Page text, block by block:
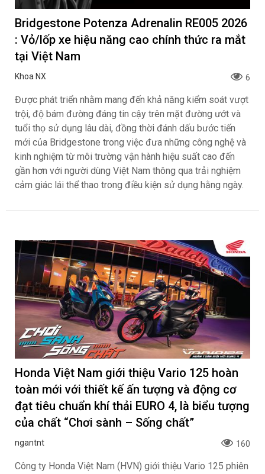
Bridgestone Potenza Adrenalin RE005 2026
: Vỏ/lốp xe hiệu năng cao chính thức ra mắt
tại Việt Nam
Khoa NX 6
Được phát triển nhằm mang đến khả năng kiểm soát vượt
trội, độ bám đường đáng tin cậy trên mặt đường ướt và
tuổi thọ sử dụng lâu dài, đồng thời đánh dấu bước tiến
mới của Bridgestone trong việc đưa những công nghệ và
kinh nghiệm từ môi trường vận hành hiệu suất cao đến
gần hơn với người dùng Việt Nam thông qua trải nghiệm
cảm giác lái thể thao trong điều kiện sử dụng hằng ngày.
Honda Việt Nam giới thiệu Vario 125 hoàn
toàn mới với thiết kế ấn tượng và động cơ
đạt tiêu chuẩn khí thải EURO 4, là biểu tượng
của chất “Chơi sành – Sống chất”
ngantnt 160
Công ty Honda Việt Nam (HVN) giới thiệu Vario 125 phiên